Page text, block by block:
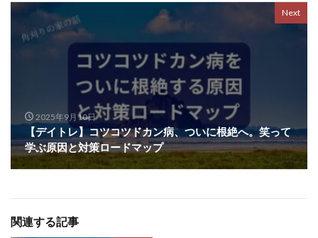
Next
2025年9月10日
【デイトレ】コツコツドカン病、ついに根絶へ。笑って
学ぶ原因と対策ロードマップ
関連する記事